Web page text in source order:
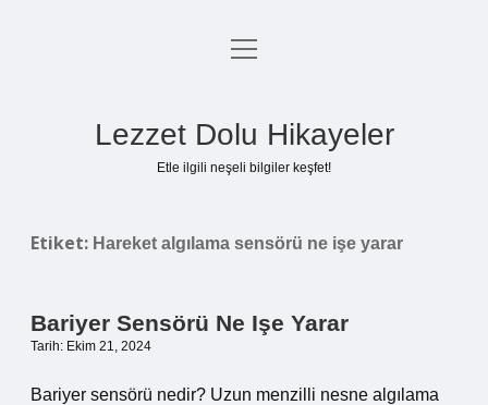
Anasayfa
menüyü
Lezzet Dolu Hikayeler
Etle ilgili neşeli bilgiler keşfet!
Etiket: Hareket algılama sensörü ne işe yarar
Bariyer Sensörü Ne Işe Yarar
Tarih: Ekim 21, 2024
Bariyer sensörü nedir? Uzun menzilli nesne algılama